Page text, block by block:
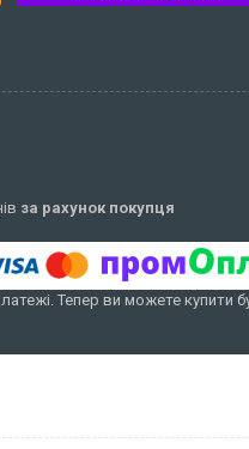
за рахунок покупця
Тепер ви можете купити